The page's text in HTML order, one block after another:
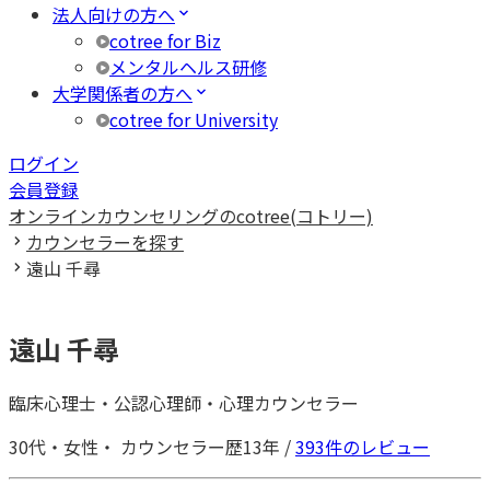
法人向けの方へ
cotree for Biz
メンタルヘルス研修
大学関係者の方へ
cotree for University
ログイン
会員登録
オンラインカウンセリングのcotree(コトリー)
カウンセラーを探す
遠山 千尋
遠山 千尋
臨床心理士 ・ 公認心理師 ・ 心理カウンセラー
30代・ 女性・ カウンセラー歴13年 /393件のレビュー